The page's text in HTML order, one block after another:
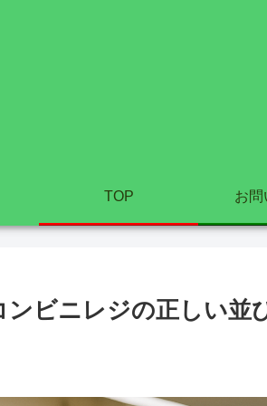
TOP お問
ンビニレジの正しい並